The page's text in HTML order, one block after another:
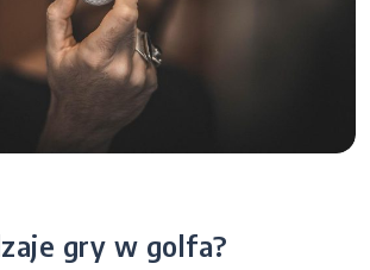
gry w golfa?